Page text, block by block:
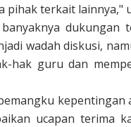
pihak terkait lainnya,"
wadah diskusi,
hak guru dan
ucapan terima